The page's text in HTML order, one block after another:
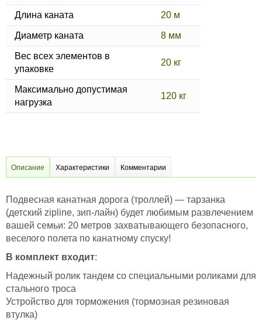
Длина каната 20 м
Диаметр каната 8 мм
Вес всех элементов в
упаковке
20 кг
Максимально допустимая
нагрузка
120 кг
Описание Характеристики Комментарии
Подвесная канатная дорога (троллей) — тарзанка
(детский zipline, зип-лайн) будет любимым развлечением
вашей семьи: 20 метров захватывающего безопасного,
веселого полета по канатному спуску!
В комплект входит:
Надежный ролик тандем со специальными роликами для
стального троса
Устройство для торможения (тормозная резиновая
втулка)